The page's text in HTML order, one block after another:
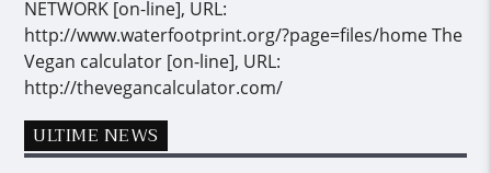
NETWORK [on-line], URL:
http://www.waterfootprint.org/?page=files/home The
Vegan calculator [on-line], URL:
http://thevegancalculator.com/
ULTIME NEWS